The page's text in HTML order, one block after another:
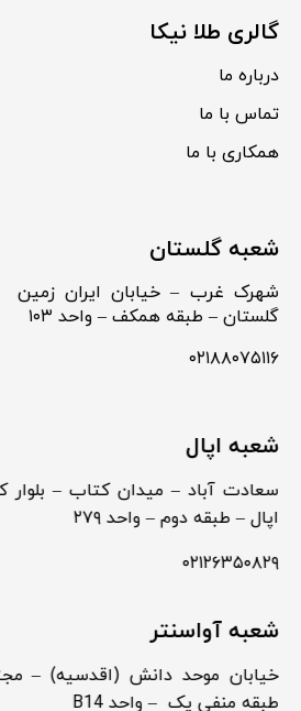
گالری طلا نیکا
درباره ما
تماس با ما
همکاری با ما
شعبه گلستان
شهرک غرب – خیابان ایران زمین
گلستان – طبقه همکف – واحد ۱۰۳
۰۲۱۸۸۰۷۵۱۱۶
شعبه اپال
سعادت آباد – ميدان كتاب – بلوار
اپال – طبقه دوم – واحد ۲۷۹
۰۲۱۲۶۳۵۰۸۲۹
شعبه آواسنتر
خیابان موحد دانش (اقدسیه) –
طبقه منفی یک – واحد B14